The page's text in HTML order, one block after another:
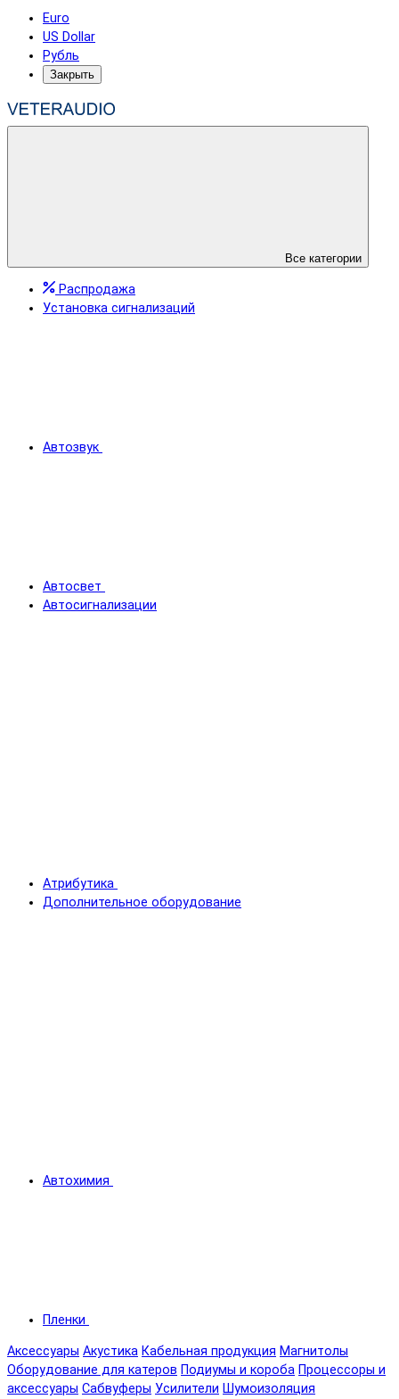
Euro
US Dollar
Рубль
Закрыть
Все категории
Распродажа
Установка сигнализаций
Автозвук
Автосвет
Автосигнализации
Атрибутика
Дополнительное оборудование
Автохимия
Пленки
Аксессуары Акустика Кабельная продукция Магнитолы
Оборудование для катеров Подиумы и короба Процессоры и
аксессуары Сабвуферы Усилители Шумоизоляция